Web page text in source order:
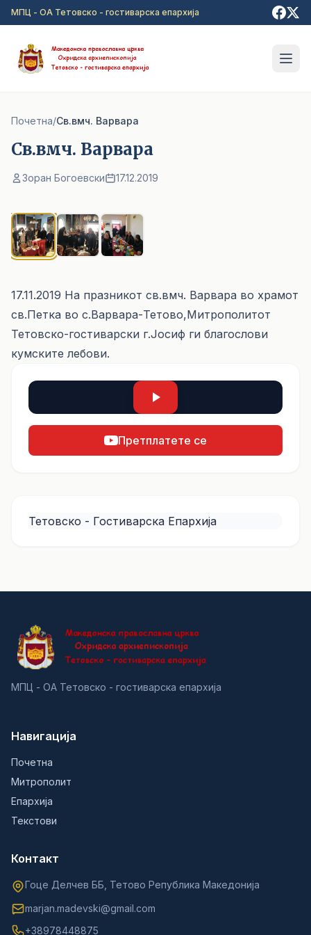
Прејди на главна содржина
МПЦ - ОА Тетовско - гостиварска епархија
Почетна/Cв.вмч. Варвара
Cв.вмч. Варвара
Зоран Богоевски 17.12.2019
17.11.2019 На празникот св.вмч. Варвара во храмот
св.Петка во с.Варвара-Тетово,Митрополитот
Тетовско-гостиварски г.Јосиф ги благослови
кумските лебови.
Претплатете се
Тетовско - Гостиварска Епархија
МПЦ - ОА Тетовско - гостиварска епархија
Навигација
Почетна
Митрополит
Епархија
Текстови
Контакт
Гоце Делчев ББ, Тетово Република Македонија
marjan.madevski@gmail.com
+38978448875